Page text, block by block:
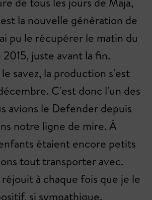
la nouvelle génération de
pu le récupérer le matin du
juste avant la fin.
savez, la production s'est
C'est donc l'un des
avions le Defender depuis
notre ligne de mire. À
étaient encore petits
tout transporter avec.
à chaque fois que je le
si sympathique.